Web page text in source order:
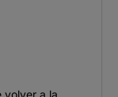
volver a la